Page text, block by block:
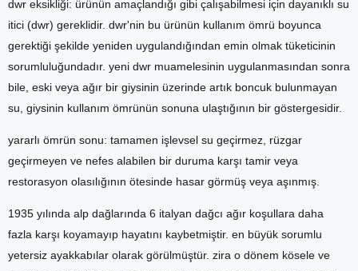
dwr eksikliği: ürünün amaçlandığı gibi çalışabilmesi için dayanıklı su
itici (dwr) gereklidir. dwr'nin bu ürünün kullanım ömrü boyunca
gerektiği şekilde yeniden uygulandığından emin olmak tüketicinin
sorumluluğundadır. yeni dwr muamelesinin uygulanmasından sonra
bile, eski veya ağır bir giysinin üzerinde artık boncuk bulunmayan
su, giysinin kullanım ömrünün sonuna ulaştığının bir göstergesidir.
yararlı ömrün sonu: tamamen işlevsel su geçirmez, rüzgar
geçirmeyen ve nefes alabilen bir duruma karşı tamir veya
restorasyon olasılığının ötesinde hasar görmüş veya aşınmış.
1935 yılında alp dağlarında 6 italyan dağcı ağır koşullara daha
fazla karşı koyamayıp hayatını kaybetmiştir. en büyük sorumlu
yetersiz ayakkabılar olarak görülmüştür. zira o dönem kösele ve